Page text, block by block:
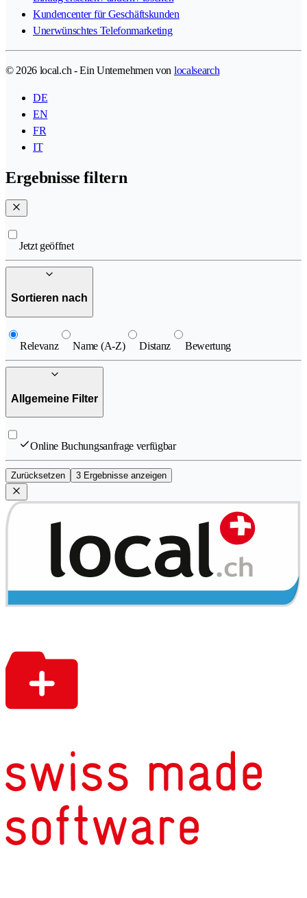
Kundencenter für Geschäftskunden
Unerwünschtes Telefonmarketing
© 2026 local.ch - Ein Unternehmen von localsearch
DE
EN
FR
IT
Ergebnisse filtern
Jetzt geöffnet
Sortieren nach
Relevanz Name (A-Z) Distanz Bewertung
Allgemeine Filter
Online Buchungsanfrage verfügbar
Zurücksetzen 3 Ergebnisse anzeigen